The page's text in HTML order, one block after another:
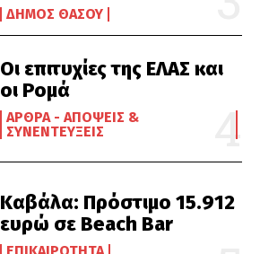
ΔΉΜΟΣ ΘΆΣΟΥ
Οι επιτυχίες της ΕΛΑΣ και
οι Ρομά
ΆΡΘΡΑ - ΑΠΌΨΕΙΣ &
ΣΥΝΕΝΤΕΎΞΕΙΣ
Καβάλα: Πρόστιμο 15.912
ευρώ σε Beach Bar